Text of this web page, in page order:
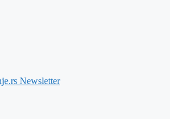
Newsletter